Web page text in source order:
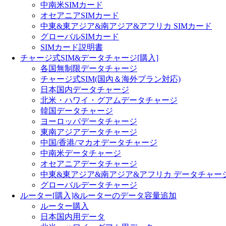
中南米SIMカード
オセアニアSIMカード
中東&東アジア&南アジア&アフリカ SIMカード
グローバルSIMカード
SIMカード説明書
チャージ式SIM&データチャージ[購入]
各国無制限データチャージ
チャージ式SIM(国內＆海外プラン対応)
日本国内データチャージ
北米・ハワイ・グアムデータチャージ
韓国データチャージ
ヨーロッパデータチャージ
東南アジアデータチャージ
中国/香港/マカオデータチャージ
中南米データチャージ
オセアニアデータチャージ
中東&東アジア&南アジア&アフリカ データチャー
グローバルデータチャージ
ルーター[購入]&ルーターのデータ容量追加
ルーター購入
日本国内用データ